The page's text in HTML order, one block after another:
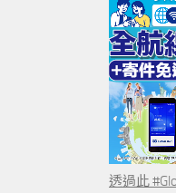
透過此